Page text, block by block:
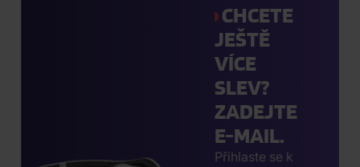
CHCETE
JEŠTĚ
VÍCE
SLEV?
ZADEJTE
E-MAIL.
Přihlaste se k